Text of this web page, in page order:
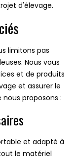
d'élevage.
limitons pas
Nous vous
et de produits
et assurer le
proposons :
et adapté à
le matériel